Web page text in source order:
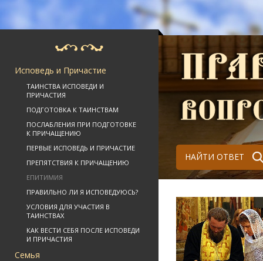
Исповедь и Причастие
ТАИНСТВА ИСПОВЕДИ И
ПРИЧАСТИЯ
ПОДГОТОВКА К ТАИНСТВАМ
ПОСЛАБЛЕНИЯ ПРИ ПОДГОТОВКЕ
К ПРИЧАЩЕНИЮ
ПЕРВЫЕ ИСПОВЕДЬ И ПРИЧАСТИЕ
ПРЕПЯТСТВИЯ К ПРИЧАЩЕНИЮ
ЕПИТИМИЯ
ПРАВИЛЬНО ЛИ Я ИСПОВЕДУЮСЬ?
УСЛОВИЯ ДЛЯ УЧАСТИЯ В
ТАИНСТВАХ
КАК ВЕСТИ СЕБЯ ПОСЛЕ ИСПОВЕДИ
И ПРИЧАСТИЯ
Семья
НАЙТИ ОТВЕТ